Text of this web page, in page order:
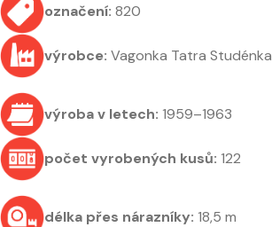
označení: 820
výrobce: Vagonka Tatra Studénka
výroba v letech: 1959–1963
počet vyrobených kusů: 122
délka přes nárazníky: 18,5 m